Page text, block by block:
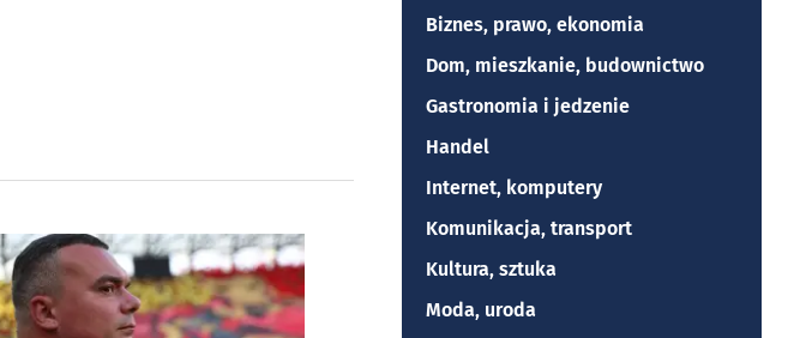
Biznes, prawo, ekonomia
Dom, mieszkanie, budownictwo
Gastronomia i jedzenie
Handel
Internet, komputery
Komunikacja, transport
Kultura, sztuka
Moda, uroda